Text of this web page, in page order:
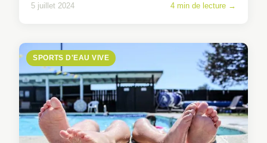
5 juillet 2024 4 min de lecture →
SPORTS D'EAU VIVE